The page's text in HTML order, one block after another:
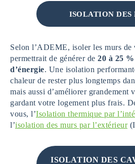
ISOLATION DES
Selon l’ADEME, isoler les murs de
permettrait de générer de 20 à 25 %
d’énergie. Une isolation
chaleur de rester plus longtemps
mais aussi d’améliorer grandement
gardant votre logement plus frais.
vous, l’Isolation thermique par
l’isolation des murs par l’extérieur
ISOLATION DES